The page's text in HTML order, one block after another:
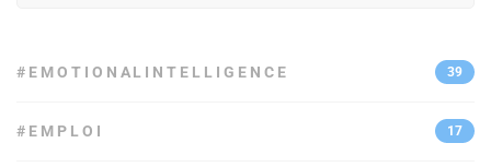
#EMOTIONALINTELLIGENCE 39
#EMPLOI 17